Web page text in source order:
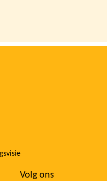
Volg ons